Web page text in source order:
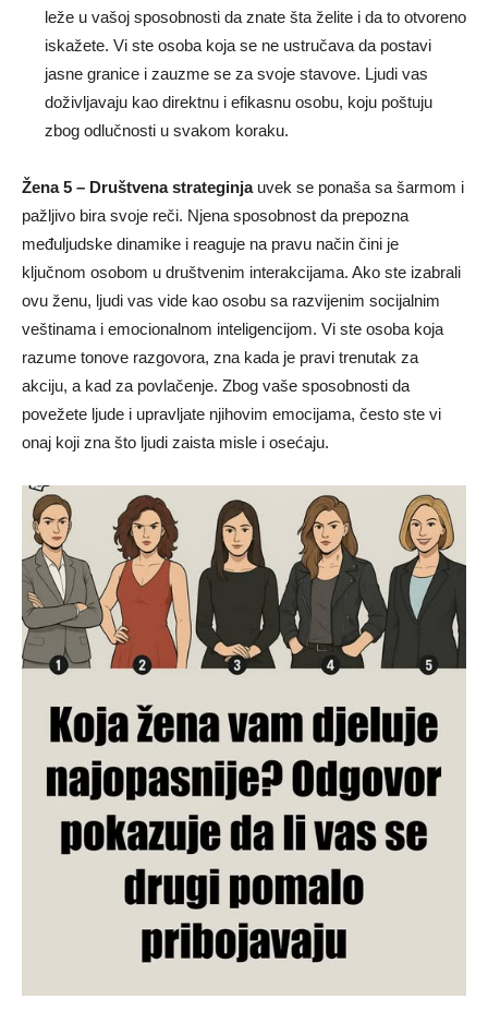
leže u vašoj sposobnosti da znate šta želite i da to otvoreno
iskažete. Vi ste osoba koja se ne ustručava da postavi
jasne granice i zauzme se za svoje stavove. Ljudi vas
doživljavaju kao direktnu i efikasnu osobu, koju poštuju
zbog odlučnosti u svakom koraku.
Žena 5 – Društvena strateginjauvek se ponaša sa šarmom i
pažljivo bira svoje reči. Njena sposobnost da prepozna
međuljudske dinamike i reaguje na pravu način čini je
ključnom osobom u društvenim interakcijama. Ako ste izabrali
ovu ženu, ljudi vas vide kao osobu sa razvijenim socijalnim
veštinama i emocionalnom inteligencijom. Vi ste osoba koja
razume tonove razgovora, zna kada je pravi trenutak za
akciju, a kad za povlačenje. Zbog vaše sposobnosti da
povežete ljude i upravljate njihovim emocijama, često ste vi
onaj koji zna što ljudi zaista misle i osećaju.